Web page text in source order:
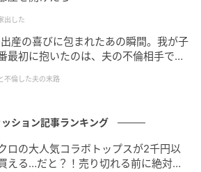
出した
の喜びに包まれたあの瞬間。我が子
最初に抱いたのは、夫の不倫相手でし
不倫した夫の末路
ション記事ランキング
ロの大人気コラボトップスが2千円以
える…だと？！売り切れる前に絶対買